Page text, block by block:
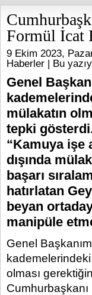
Formül İcat
9 Ekim 2023,
Haberler | Bu
Genel
mülakatın
tepki
“Kamuya işe
dışında
başarı
hatırlatan
beyan
manipüle
Genel
olması
Cumhurbaşkanı